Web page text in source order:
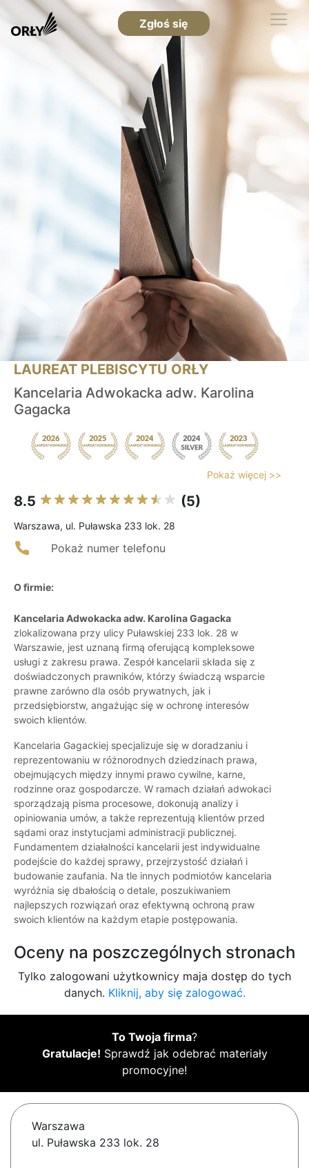
Zgłoś się
LAUREAT PLEBISCYTU ORŁY
Kancelaria Adwokacka adw. Karolina
Gagacka
Pokaż więcej >>
8.5 (5)
Warszawa, ul. Puławska 233 lok. 28
Pokaż numer telefonu
O firmie:
Kancelaria Adwokacka adw. Karolina Gagacka
zlokalizowana przy ulicy Puławskiej 233 lok. 28 w
Warszawie, jest uznaną firmą oferującą kompleksowe
usługi z zakresu prawa. Zespół kancelarii składa się z
doświadczonych prawników, którzy świadczą wsparcie
prawne zarówno dla osób prywatnych, jak i
przedsiębiorstw, angażując się w ochronę interesów
swoich klientów.
Kancelaria Gagackiej specjalizuje się w doradzaniu i
reprezentowaniu w różnorodnych dziedzinach prawa,
obejmujących między innymi prawo cywilne, karne,
rodzinne oraz gospodarcze. W ramach działań adwokaci
sporządzają pisma procesowe, dokonują analizy i
opiniowania umów, a także reprezentują klientów przed
sądami oraz instytucjami administracji publicznej.
Fundamentem działalności kancelarii jest indywidualne
podejście do każdej sprawy, przejrzystość działań i
budowanie zaufania. Na tle innych podmiotów kancelaria
wyróżnia się dbałością o detale, poszukiwaniem
najlepszych rozwiązań oraz efektywną ochroną praw
swoich klientów na każdym etapie postępowania.
Oceny na poszczególnych stronach
Tylko zalogowani użytkownicy maja dostęp do tych
danych. Kliknij, aby się zalogować.
To Twoja firma?
Gratulacje! Sprawdź jak odebrać materiały
promocyjne!
Warszawa
ul. Puławska 233 lok. 28